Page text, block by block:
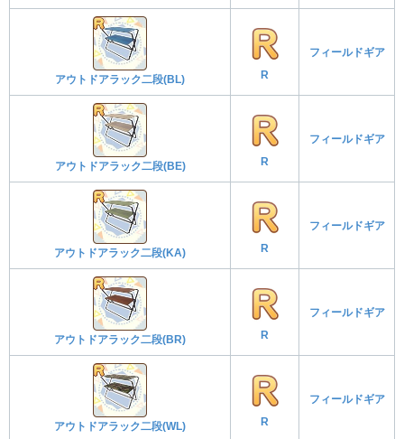
アウトドアラック二段(BL) R
フィールドギア
アウトドアラック二段(BE) R
フィールドギア
アウトドアラック二段(KA) R
フィールドギア
アウトドアラック二段(BR) R
フィールドギア
アウトドアラック二段(WL) R
フィールドギア